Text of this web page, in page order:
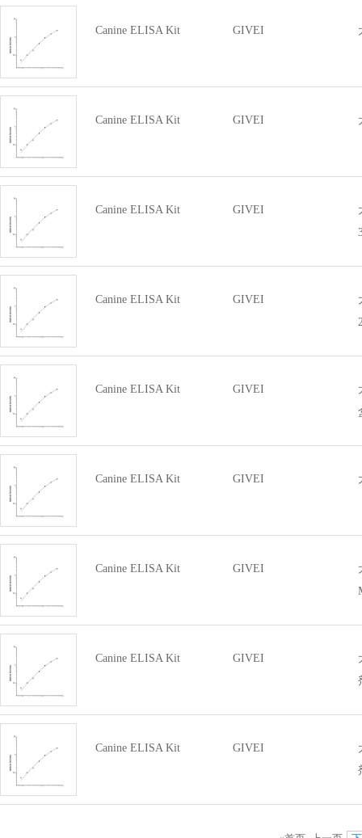
Canine ELISA Kit GIVEI
Canine ELISA Kit GIVEI
Canine ELISA Kit GIVEI
Canine ELISA Kit GIVEI
Canine ELISA Kit GIVEI
Canine ELISA Kit GIVEI
Canine ELISA Kit GIVEI
Canine ELISA Kit GIVEI
Canine ELISA Kit GIVEI